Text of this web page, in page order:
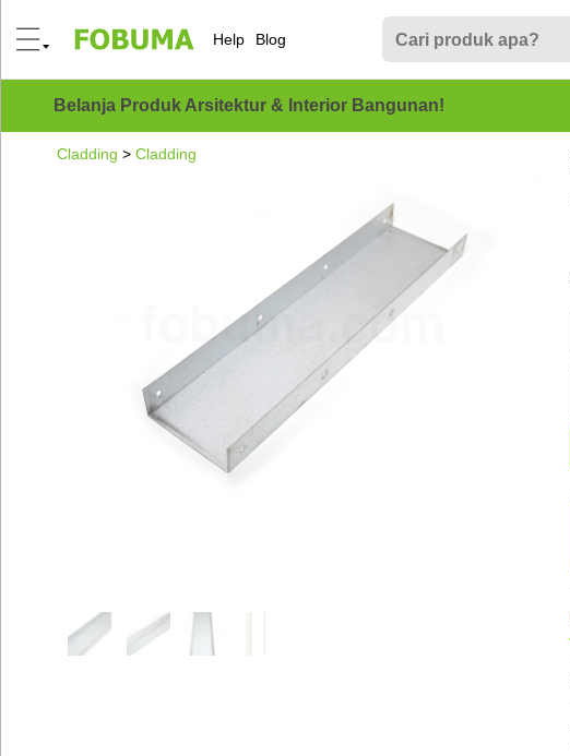
Help Blog
Belanja Produk Arsitektur & Interior Bangunan!
Cladding > Cladding